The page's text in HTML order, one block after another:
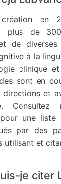
en
plus de
de diverses
à la
clinique
sont en
et
Consultez
pour une liste
par des
utilisant et
je citer